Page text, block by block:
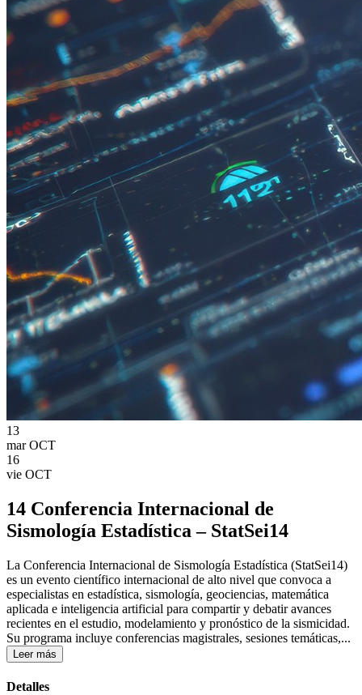
13
mar OCT
16
vie OCT
14 Conferencia Internacional de
Sismología Estadística – StatSei14
La Conferencia Internacional de Sismología Estadística (StatSei14)
es un evento científico internacional de alto nivel que convoca a
especialistas en estadística, sismología, geociencias, matemática
aplicada e inteligencia artificial para compartir y debatir avances
recientes en el estudio, modelamiento y pronóstico de la sismicidad.
Su programa incluye conferencias magistrales, sesiones temáticas,...
Leer más
Detalles